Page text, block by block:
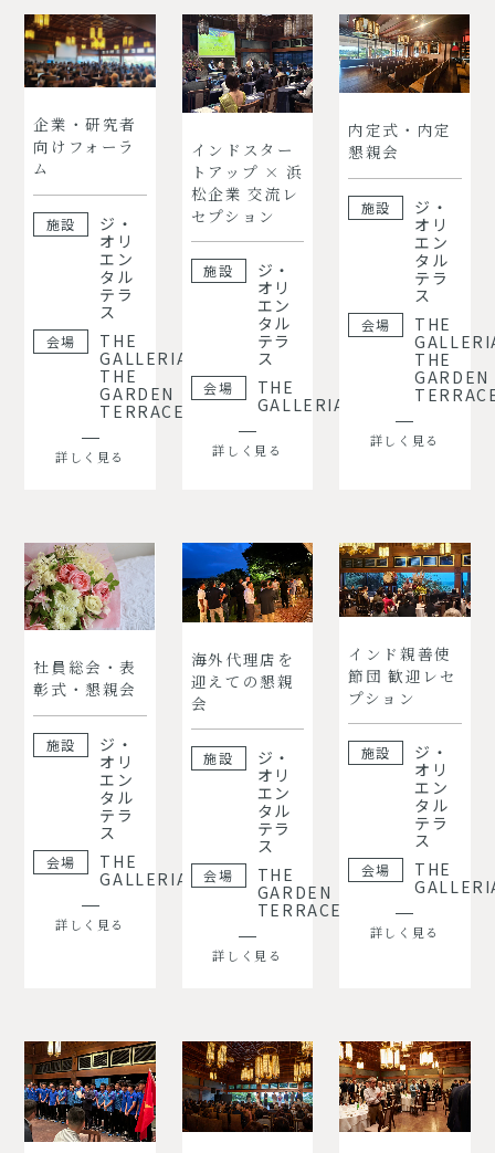
企業・研究者
向けフォーラ
ム
施設
ジ・
オリ
エン
タル
テラ
ス
会場
THE
GALLERIA,
THE
GARDEN
TERRACE
詳しく見る
インドスター
トアップ × 浜
松企業 交流レ
セプション
施設
ジ・
オリ
エン
タル
テラ
ス
会場
THE
GALLERIA
詳しく見る
内定式・内定
懇親会
施設
ジ・
オリ
エン
タル
テラ
ス
会場
THE
THE
GARDEN
詳しく見る
社員総会・表
彰式・懇親会
施設
ジ・
オリ
エン
タル
テラ
ス
会場
THE
GALLERIA
詳しく見る
海外代理店を
迎えての懇親
会
施設
ジ・
オリ
エン
タル
テラ
ス
会場
THE
GARDEN
TERRACE
詳しく見る
インド親善使
節団 歓迎レセ
プション
施設
ジ・
オリ
エン
タル
テラ
ス
会場
THE
詳しく見る